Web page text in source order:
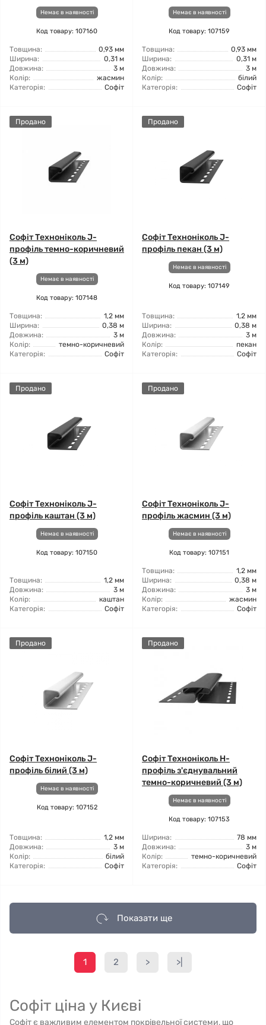
Немає в наявності
Код товару: 107160
Товщина:
0,93 мм
Ширина:
0,31 м
Довжина:
3 м
Колір:
жасмин
Категорія:
Софіт
Немає в наявності
Код товару: 107159
Товщина:
0,93 мм
Ширина:
0,31 м
Довжина:
3 м
Колір:
білий
Категорія:
Софіт
Продано
Софіт Техноніколь J-
профіль темно-коричневий
(3 м)
Немає в наявності
Код товару: 107148
Товщина:
1,2 мм
Ширина:
0,38 м
Довжина:
3 м
Колір:
темно-коричневий
Категорія:
Софіт
Продано
Софіт Техноніколь J-
профіль пекан (3 м)
Немає в наявності
Код товару: 107149
Товщина:
1,2 мм
Ширина:
0,38 м
Довжина:
3 м
Колір:
пекан
Категорія:
Софіт
Продано
Софіт Техноніколь J-
профіль каштан (3 м)
Немає в наявності
Код товару: 107150
Товщина:
1,2 мм
Довжина:
3 м
Колір:
каштан
Категорія:
Софіт
Продано
Софіт Техноніколь J-
профіль жасмин (3 м)
Немає в наявності
Код товару: 107151
Товщина:
1,2 мм
Ширина:
0,38 м
Довжина:
3 м
Колір:
жасмин
Категорія:
Софіт
Продано
Софіт Техноніколь J-
профіль білий (3 м)
Немає в наявності
Код товару: 107152
Товщина:
1,2 мм
Довжина:
3 м
Колір:
білий
Категорія:
Софіт
Продано
Софіт Техноніколь H-
профіль з'єднувальний
темно-коричневий (3 м)
Немає в наявності
Код товару: 107153
Ширина:
78 мм
Довжина:
3 м
Колір:
темно-коричневий
Категорія:
Софіт
Показати ще
1 2 > >|
Софіт ціна у Києві
Софіт є важливим елементом покрівельної системи, що